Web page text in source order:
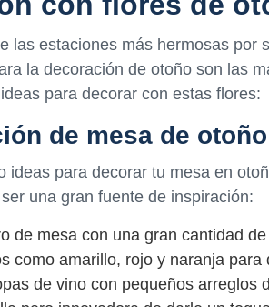
las estaciones más hermosas por
la decoración de otoño son las
para decorar con estas flores:
de mesa de otoño
ideas para decorar tu mesa en
una gran fuente de inspiración:
de mesa con una gran cantidad
como amarillo, rojo y naranja
de vino con pequeños arreglos